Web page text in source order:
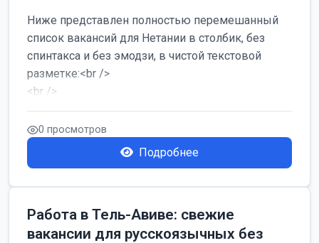
Ниже представлен полностью перемешанный
список вакансий для Нетании в столбик, без
спинтакса и без эмодзи, в чистой текстовой
разметке:<br />
<br />
Работа в Нетании на мебельном производстве:
требу...
0 просмотров
Подробнее
Работа в Тель-Авиве: свежие
вакансии для русскоязычных без